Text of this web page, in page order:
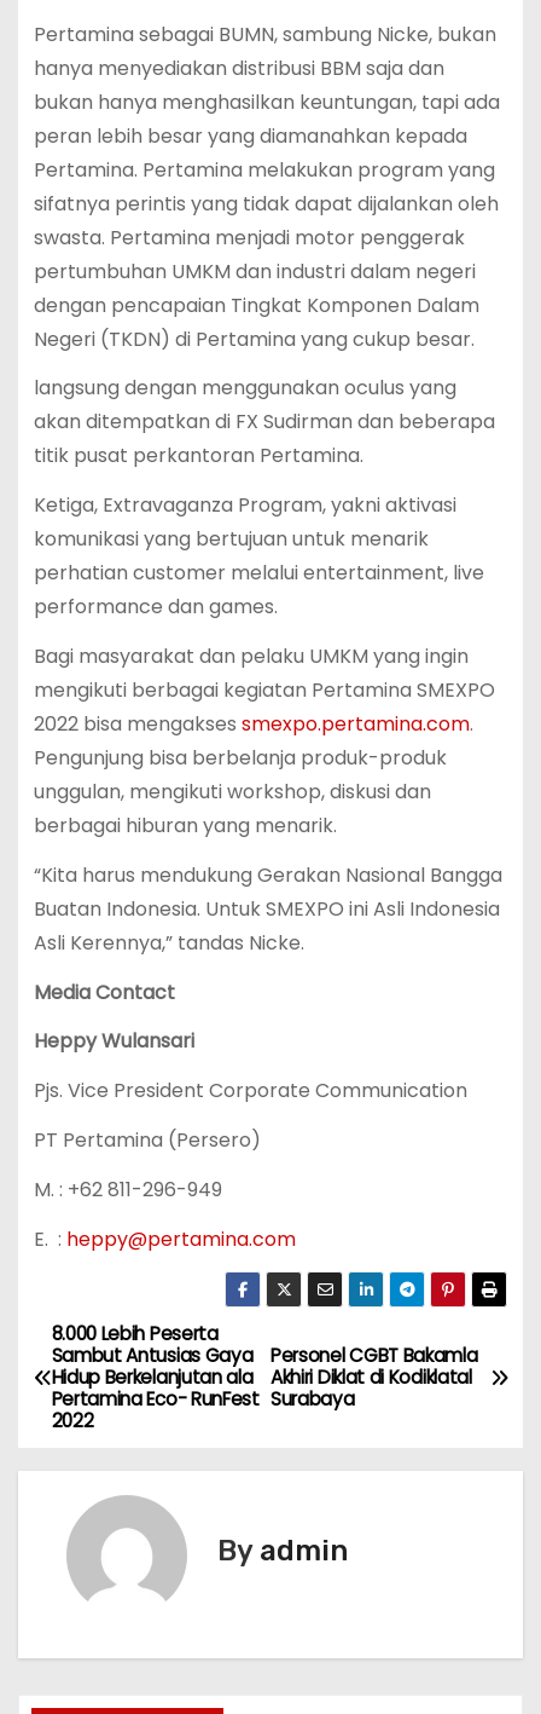
Pertamina sebagai BUMN, sambung Nicke, bukan
hanya menyediakan distribusi BBM saja dan
bukan hanya menghasilkan keuntungan, tapi ada
peran lebih besar yang diamanahkan kepada
Pertamina. Pertamina melakukan program yang
sifatnya perintis yang tidak dapat dijalankan oleh
swasta. Pertamina menjadi motor penggerak
pertumbuhan UMKM dan industri dalam negeri
dengan pencapaian Tingkat Komponen Dalam
Negeri (TKDN) di Pertamina yang cukup besar.
langsung dengan menggunakan oculus yang
akan ditempatkan di FX Sudirman dan beberapa
titik pusat perkantoran Pertamina.
Ketiga, Extravaganza Program, yakni aktivasi
komunikasi yang bertujuan untuk menarik
perhatian customer melalui entertainment, live
performance dan games.
Bagi masyarakat dan pelaku UMKM yang ingin
mengikuti berbagai kegiatan Pertamina SMEXPO
2022 bisa mengakses smexpo.pertamina.com.
Pengunjung bisa berbelanja produk-produk
unggulan, mengikuti workshop, diskusi dan
berbagai hiburan yang menarik.
“Kita harus mendukung Gerakan Nasional Bangga
Buatan Indonesia. Untuk SMEXPO ini Asli Indonesia
Asli Kerennya,” tandas Nicke.
Media Contact
Heppy Wulansari
Pjs. Vice President Corporate Communication
PT Pertamina (Persero)
M. : +62 811-296-949
E. : heppy@pertamina.com
P
o
v
i
Personel CGBT Bakamla
Akhiri Diklat di Kodiklatal
Surabaya
8.000 Lebih Peserta
Sambut Antusias Gaya
Hidup Berkelanjutan ala
Pertamina Eco- RunFest
2022
By admin